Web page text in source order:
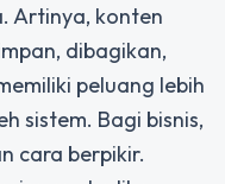
Artinya, konten
dibagikan,
peluang lebih
sistem. Bagi bisnis,
cara berpikir.